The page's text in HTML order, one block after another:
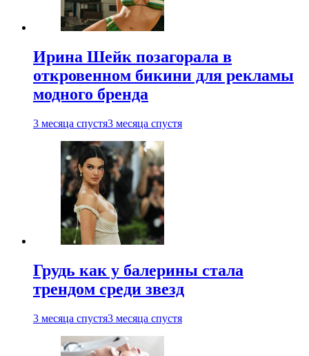
Ирина Шейк позагорала в
откровенном бикини для рекламы
модного бренда
3 месяца спустя3 месяца спустя
Грудь как у балерины стала
трендом среди звезд
3 месяца спустя3 месяца спустя